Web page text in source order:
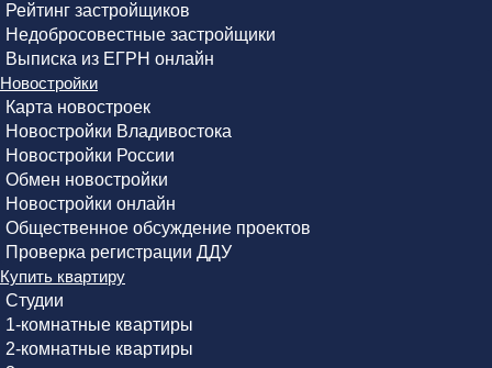
Рейтинг застройщиков
Недобросовестные застройщики
Выписка из ЕГРН онлайн
Новостройки
Карта новостроек
Новостройки Владивостока
Новостройки России
Обмен новостройки
Новостройки онлайн
Общественное обсуждение проектов
Проверка регистрации ДДУ
Купить квартиру
Студии
1-комнатные квартиры
2-комнатные квартиры